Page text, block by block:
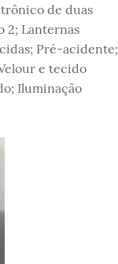
de duas
2; Lanternas
Pré-acidente;
e tecido
Iluminação